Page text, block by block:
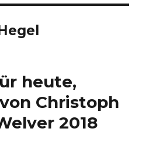
heute,
Christoph
2018